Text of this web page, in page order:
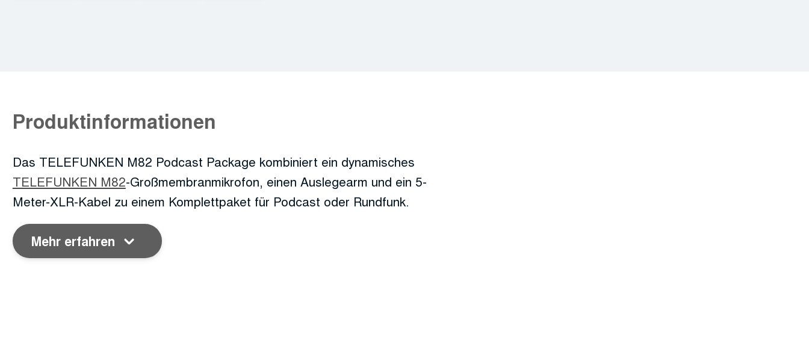
Produktinformationen
Das TELEFUNKEN M82 Podcast Package kombiniert ein dynamisches
TELEFUNKEN M82-Großmembranmikrofon, einen Auslegearm und ein 5-
Meter-XLR-Kabel zu einem Komplettpaket für Podcast oder Rundfunk.
Mehr erfahren